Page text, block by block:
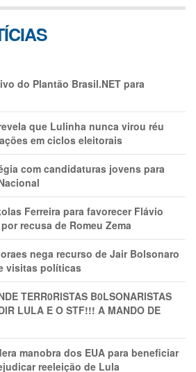
do Plantão Brasil.NET para
que Lulinha nunca virou réu
em ciclos eleitorais
com candidaturas jovens para
Ferreira para favorecer Flávio
recusa de Romeu Zema
nega recurso de Jair Bolsonaro
visitas políticas
TERR0RlSTAS B0LSONARlSTAS
LULA E O STF!!! A MANDO DE
manobra dos EUA para beneficiar
reeleição de Lula